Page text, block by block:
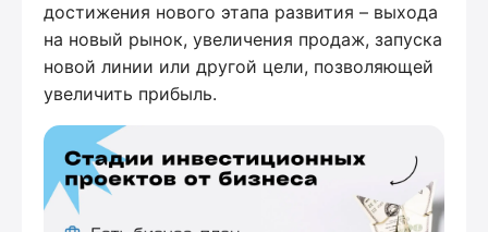
достижения нового этапа развития – выхода
на новый рынок, увеличения продаж, запуска
новой линии или другой цели, позволяющей
увеличить прибыль.